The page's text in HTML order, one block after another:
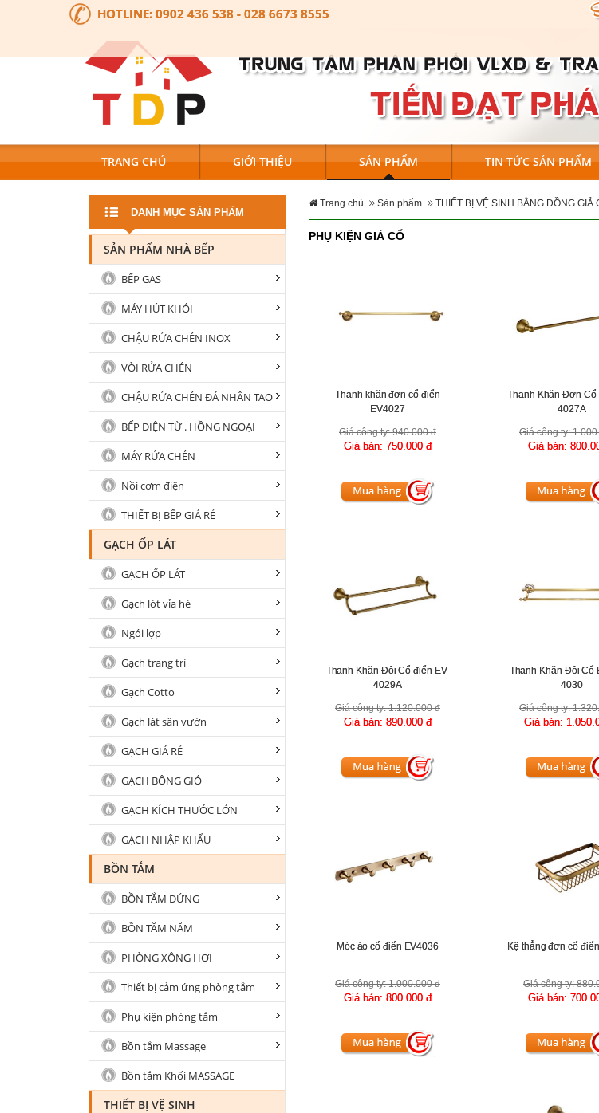
HOTLINE: 0902 436 538 - 028 6673 8555
Trang chủ Sản phẩm THIẾT BỊ VỆ SINH BẰNG ĐỒNG GIẢ
PHỤ KIỆN GIẢ CỔ
Thanh khăn đơn cổ điển
EV4027
Giá công ty:940.000 đ
Giá bán: 750.000 đ
Thanh Khăn Đơn Cổ
4027A
Giá công ty:
Giá bán:
Thanh Khăn Đôi Cổ điển EV-
4029A
Giá công ty:1.120.000 đ
Giá bán: 890.000 đ
Thanh Khăn Đôi Cổ
4030
Giá công ty:
Giá bán:
Móc áo cổ điển EV4036
Giá công ty:1.000.000 đ
Giá bán: 800.000 đ
Kệ thẳng đơn cổ
Giá công ty:
Giá bán:
DANH MỤC SẢN PHẨM
SẢN PHẨM NHÀ BẾP
BẾP GAS
MÁY HÚT KHÓI
CHẬU RỬA CHÉN INOX
VÒI RỬA CHÉN
CHẬU RỬA CHÉN ĐÁ NHÂN TAO
BẾP ĐIỆN TỪ . HỒNG NGOẠI
MÁY RỬA CHÉN
Nồi cơm điện
THIẾT BỊ BẾP GIÁ RẺ
GẠCH ỐP LÁT
GẠCH ỐP LÁT
Gạch lót vỉa hè
Ngói lợp
Gạch trang trí
Gạch Cotto
Gạch lát sân vườn
GẠCH GIÁ RẺ
GẠCH BÔNG GIÓ
GẠCH KÍCH THƯỚC LỚN
GẠCH NHẬP KHẨU
BỒN TẮM
BỒN TẮM ĐỨNG
BỒN TẮM NẰM
PHÒNG XÔNG HƠI
Thiết bị cảm ứng phòng tắm
Phụ kiện phòng tắm
Bồn tắm Massage
Bồn tắm Khối MASSAGE
THIẾT BỊ VỆ SINH
TRANG CHỦ GIỚI THIỆU SẢN PHẨM TIN TỨC SẢN PHẨM